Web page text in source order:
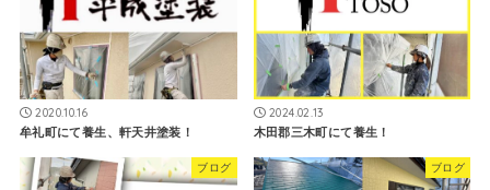
2020.10.16
牟礼町にて養生、軒天井塗装！
2024.02.13
木田郡三木町にて養生！
ブログ ブログ